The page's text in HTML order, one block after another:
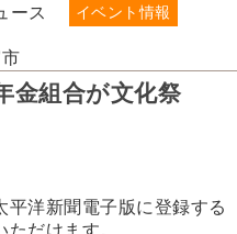
ース イベント情報
組合が文化祭
平洋新聞電子版に登録する
だけます。